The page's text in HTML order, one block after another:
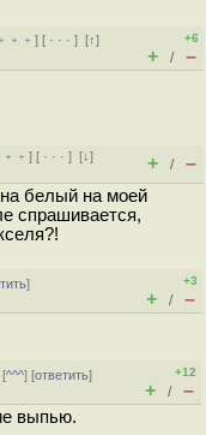
﹢﹢﹢] [ · · ·][↑]
+6
+ / –
] [ · · ·][↓]
+ / –
на белый на моей
спрашивается,
]
+3
+ / –
[^^^] [ответить]
+12
+ / –
выпью.